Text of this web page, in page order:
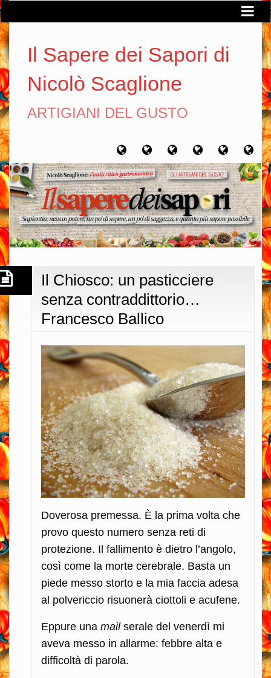
Il Sapere dei Sapori di
Nicolò Scaglione
ARTIGIANI DEL GUSTO
Home Chi
sono
Artigiani
del
gusto
Viaggi
del
gusto
Filosofia
del
gusto
Il Chiosco: un pasticciere
senza contraddittorio…
Francesco Ballico
Doverosa premessa. È la prima volta che
provo questo numero senza reti di
protezione. Il fallimento è dietro l’angolo,
così come la morte cerebrale. Basta un
piede messo storto e la mia faccia adesa
al polvericcio risuonerà ciottoli e acufene.
Eppure una mailserale del venerdì mi
aveva messo in allarme: febbre alta e
difficoltà di parola.